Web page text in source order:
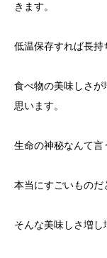
きます。
低温保存すれば長
食べ物の美味しさが
思います。
生命の神秘なんて
本当にすごいものだ
そんな美味しさ増し